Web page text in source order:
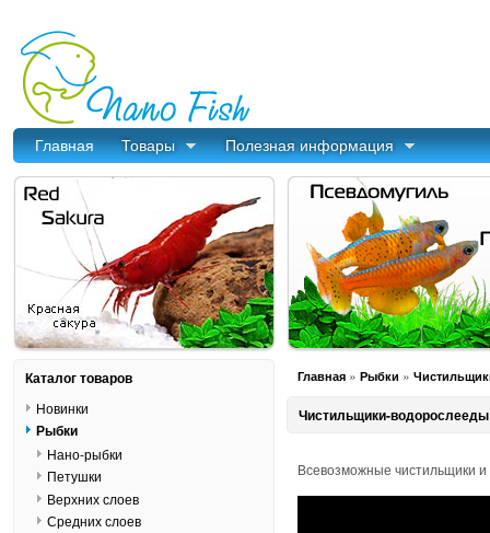
Главная Товары Полезная информация
Главная » Рыбки »
Чистильщики-водорослееды
Всевозможные чистильщики
Каталог товаров
Новинки
Рыбки
Нано-рыбки
Петушки
Верхних слоев
Средних слоев